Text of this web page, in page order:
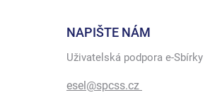
NAPIŠTE NÁM
Uživatelská podpora e-Sbírky
esel@spcss.cz